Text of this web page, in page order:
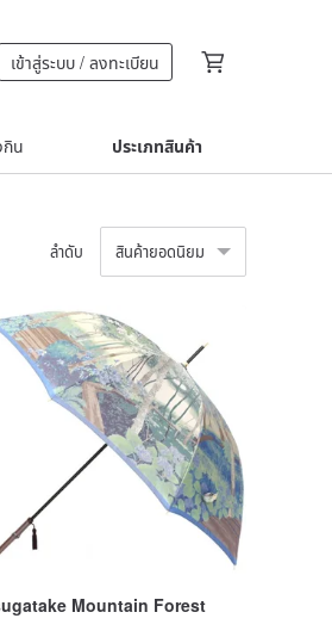
เข้าสู่ระบบ / ลงทะเบียน
กิน ประเภทสินค้า
ลำดับ สินค้ายอดนิยม
Mountain Forest